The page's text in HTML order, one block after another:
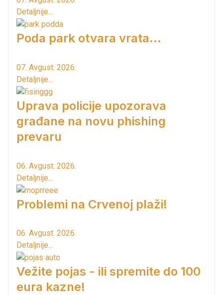
Detaljnije...
Poda park otvara vrata...
07. Avgust. 2026.
Detaljnije...
Uprava policije upozorava
građane na novu phishing
prevaru
06. Avgust. 2026.
Detaljnije...
Problemi na Crvenoj plaži!
06. Avgust. 2026.
Detaljnije...
Vežite pojas - ili spremite do 100
eura kazne!